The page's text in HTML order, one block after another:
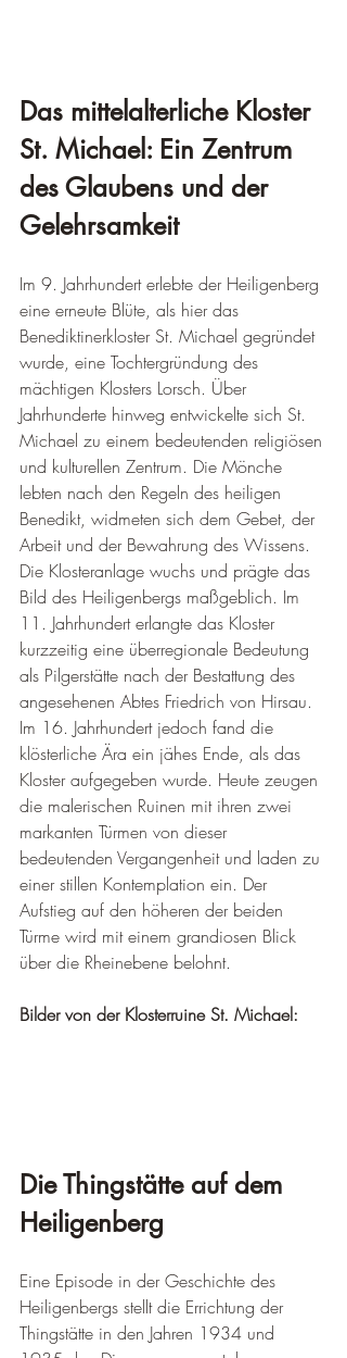
¡
Das mittelalterliche Kloster
St. Michael: Ein Zentrum
des Glaubens und der
Gelehrsamkeit
Im 9. Jahrhundert erlebte der Heiligenberg
eine erneute Blüte, als hier das
Benediktinerkloster St. Michael gegründet
wurde, eine Tochtergründung des
mächtigen Klosters Lorsch. Über
Jahrhunderte hinweg entwickelte sich St.
Michael zu einem bedeutenden religiösen
und kulturellen Zentrum. Die Mönche
lebten nach den Regeln des heiligen
Benedikt, widmeten sich dem Gebet, der
Arbeit und der Bewahrung des Wissens.
Die Klosteranlage wuchs und prägte das
Bild des Heiligenbergs maßgeblich. Im
11. Jahrhundert erlangte das Kloster
kurzzeitig eine überregionale Bedeutung
als Pilgerstätte nach der Bestattung des
angesehenen Abtes Friedrich von Hirsau.
Im 16. Jahrhundert jedoch fand die
klösterliche Ära ein jähes Ende, als das
Kloster aufgegeben wurde. Heute zeugen
die malerischen Ruinen mit ihren zwei
markanten Türmen von dieser
bedeutenden Vergangenheit und laden zu
einer stillen Kontemplation ein. Der
Aufstieg auf den höheren der beiden
Türme wird mit einem grandiosen Blick
über die Rheinebene belohnt.
Bilder von der Klosterruine St. Michael:
Die Thingstätte auf dem
Heiligenberg
Eine Episode in der Geschichte des
Heiligenbergs stellt die Errichtung der
Thingstätte in den Jahren 1934 und